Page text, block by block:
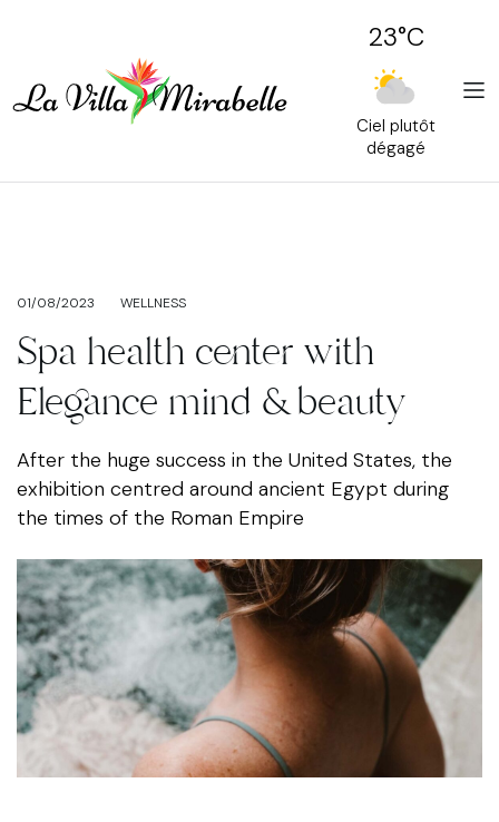
23°C
Ciel plutôt
dégagé
01/08/2023 WELLNESS
Spa health center with
Elegance mind & beauty
After the huge success in the United States, the
exhibition centred around ancient Egypt during
the times of the Roman Empire